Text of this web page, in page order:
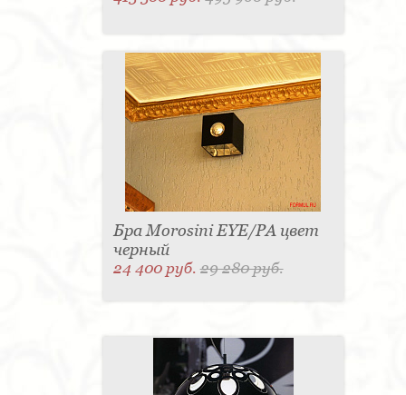
Бра Morosini EYE/PA цвет
черный
24 400 руб.29 280 руб.